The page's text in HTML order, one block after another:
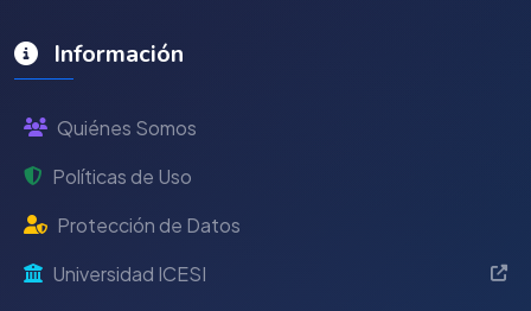
Información
Quiénes Somos
Políticas de Uso
Protección de Datos
Universidad ICESI